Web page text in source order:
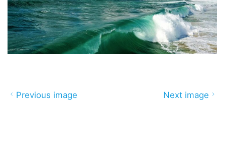
Previous image Next image